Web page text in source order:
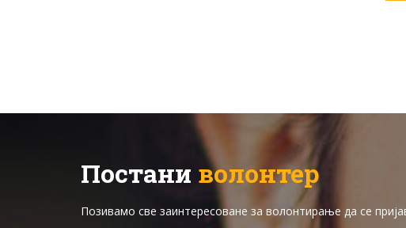
Постани волонтер
Позивамо све заинтересоване за волонтирање да се